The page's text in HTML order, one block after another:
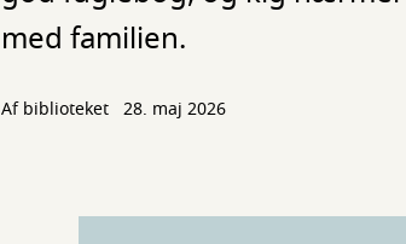
med familien.
Af biblioteket 28. maj 2026